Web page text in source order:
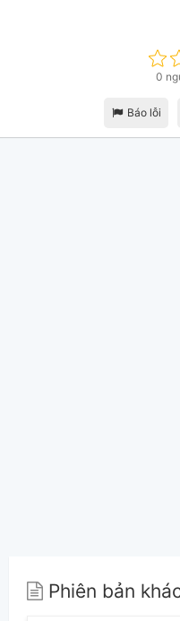
0
Báo lỗi
Phiên bản